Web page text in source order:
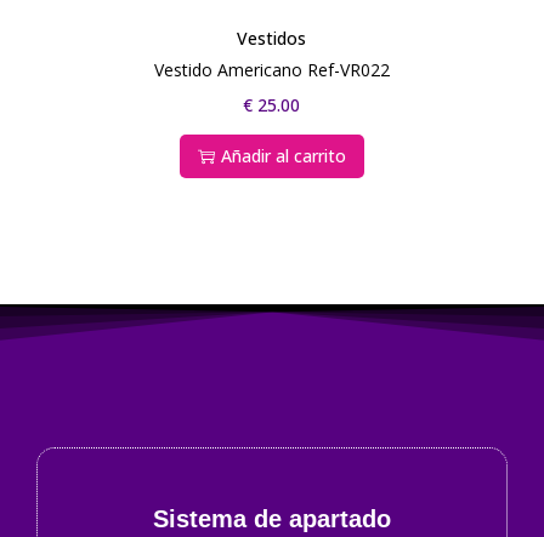
Vestidos
Vestido Americano Ref-VR022
€ 25.00
Añadir al carrito
Sistema de apartado